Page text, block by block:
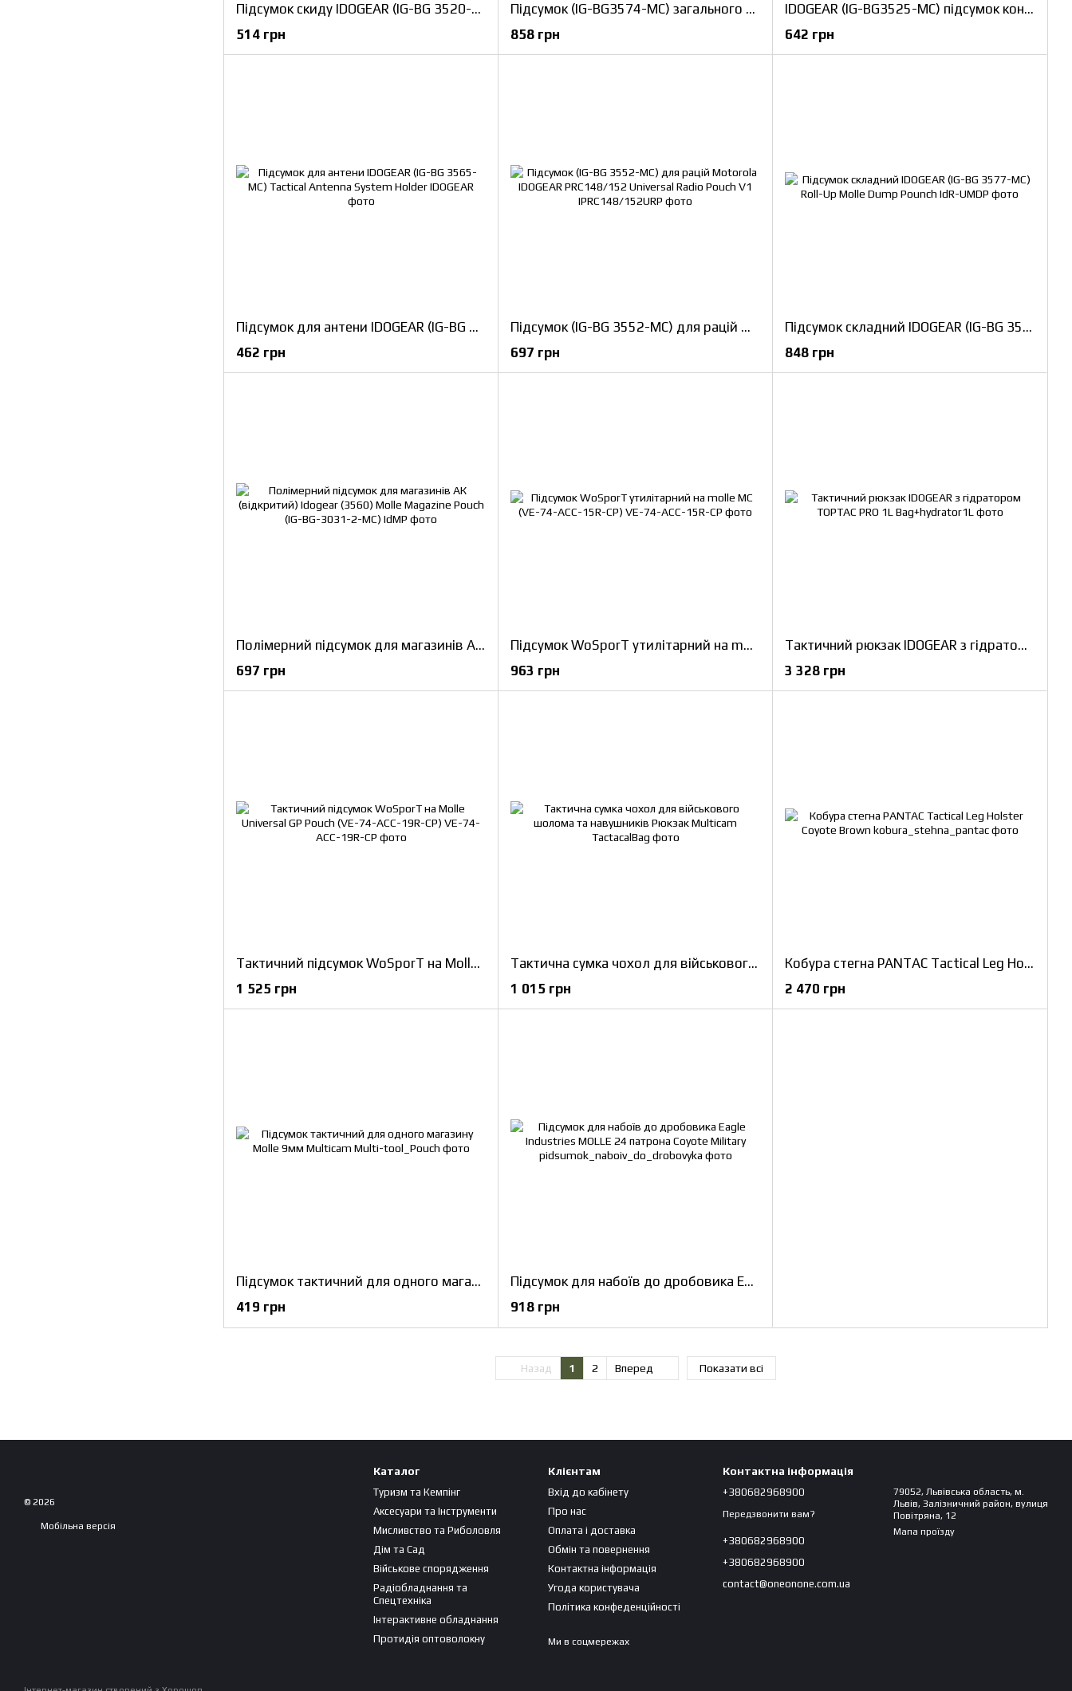
Підсумок скиду IDOGEAR (IG-BG 3520-MC) Tactical Drop Pounch for Vest
514 грн
Підсумок (IG-BG3574-MC) загального призначення IDOGEAR (General Purpose Pouch)
858 грн
IDOGEAR (IG-BG3525-MC) підсумок контрвага для шолома Helmed Battery Pouch
642 грн
Підсумок для антени IDOGEAR (IG-BG 3565-MC) Tactical Antenna System Holder
462 грн
Підсумок (IG-BG 3552-MC) для рацій Motorola IDOGEAR PRC148/152 Universal Radio Pouch V1
697 грн
Підсумок складний IDOGEAR (IG-BG 3577-MC) Roll-Up Molle Dump Pounch
848 грн
Полімерний підсумок для магазинів АК (відкритий) Idogear (3560) Molle Magazine Pouch (IG-BG-3031-2-MC)
697 грн
Підсумок WoSporT утилітарний на molle MC (VE-74-ACC-15R-CP)
963 грн
Тактичний рюкзак IDOGEAR з гідратором TOPTAC PRO 1L
3 328 грн
Тактичний підсумок WoSporT на Molle Universal GP Pouch (VE-74-ACC-19R-CP)
1 525 грн
Тактична сумка чохол для військового шолома та навушників Рюкзак Multicam
1 015 грн
Кобура стегна PANTAC Tactical Leg Holster Coyote Brown
2 470 грн
Підсумок тактичний для одного магазину Molle 9мм Multicam
419 грн
Підсумок для набоїв до дробовика Eagle Industries MOLLE 24 патрона Coyote Military
918 грн
Назад 1 2 Вперед Показати всі
© 2026
Мобільна версія
Каталог
Туризм та Кемпінг
Аксесуари та Інструменти
Мисливство та Риболовля
Дім та Сад
Військове спорядження
Радіобладнання та
Спецтехніка
Інтерактивне обладнання
Протидія оптоволокну
Клієнтам
Вхід до кабінету
Про нас
Оплата і доставка
Обмін та повернення
Контактна інформація
Угода користувача
Політика конфеденційності
Ми в соцмережах
Контактна інформація
+380682968900
Передзвонити вам?
+380682968900
+380682968900
contact@oneonone.com.ua
79052, Львівська область, м.
Львів, Залізничний район, вулиця
Повітряна, 12
Мапа проїзду